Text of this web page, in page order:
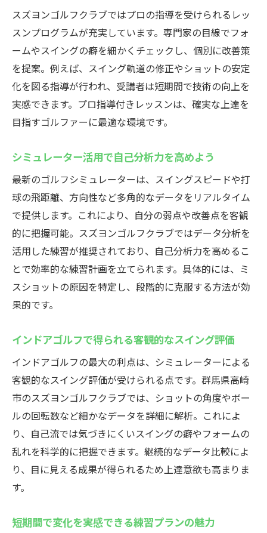
スズヨンゴルフクラブではプロの指導を受けられるレッ
スンプログラムが充実しています。専門家の目線でフォ
ームやスイングの癖を細かくチェックし、個別に改善策
を提案。例えば、スイング軌道の修正やショットの安定
化を図る指導が行われ、受講者は短期間で技術の向上を
実感できます。プロ指導付きレッスンは、確実な上達を
目指すゴルファーに最適な環境です。
シミュレーター活用で自己分析力を高めよう
最新のゴルフシミュレーターは、スイングスピードや打
球の飛距離、方向性など多角的なデータをリアルタイム
で提供します。これにより、自分の弱点や改善点を客観
的に把握可能。スズヨンゴルフクラブではデータ分析を
活用した練習が推奨されており、自己分析力を高めるこ
とで効率的な練習計画を立てられます。具体的には、ミ
スショットの原因を特定し、段階的に克服する方法が効
果的です。
インドアゴルフで得られる客観的なスイング評価
インドアゴルフの最大の利点は、シミュレーターによる
客観的なスイング評価が受けられる点です。群馬県高崎
市のスズヨンゴルフクラブでは、ショットの角度やボー
ルの回転数など細かなデータを詳細に解析。これによ
り、自己流では気づきにくいスイングの癖やフォームの
乱れを科学的に把握できます。継続的なデータ比較によ
り、目に見える成果が得られるため上達意欲も高まりま
す。
短期間で変化を実感できる練習プランの魅力